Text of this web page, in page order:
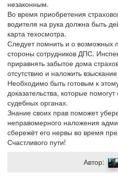
незаконным.
Во время приобретения
водителя на рука должна быть
карта техосмотра.
Следует помнить и о возможных
стороны сотрудников ДПС.
приравнять забытое дома
отсутствию и наложить
Необходимо быть готовым к
доказательства, которые
судебных органах.
Знание своих прав поможет
неправомерного наложения
сбережёт его нервы во время
Счастливого пути!
Автор: